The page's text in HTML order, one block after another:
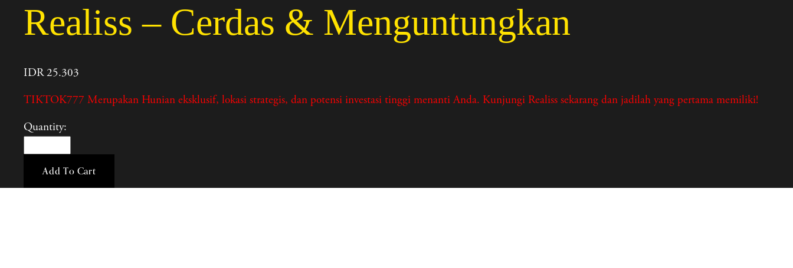
Realiss – Cerdas & Menguntungkan
IDR 25.303
TIKTOK777 Merupakan Hunian eksklusif, lokasi strategis, dan potensi investasi tinggi menanti Anda. Kunjungi Realiss sekarang dan jadilah yang pertama memiliki!
Quantity:
Add To Cart